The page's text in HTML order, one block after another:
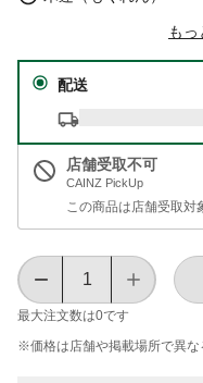
も
配送
店舗受取不可
CAINZ PickUp
この商品は店舗受取対
最大注文数は0です
※価格は​店舗や​掲載場所で​異な